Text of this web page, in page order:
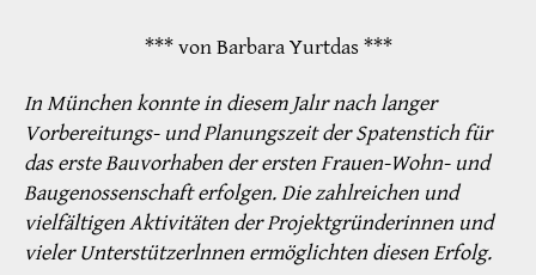
*** von Barbara Yurtdas ***
In München konnte in diesem Jalır nach langer
Vorbereitungs- und Planungszeit der Spatenstich für
das erste Bauvorhaben der ersten Frauen-Wohn- und
Baugenossenschaft erfolgen. Die zahlreichen und
vielfältigen Aktivitäten der Projektgründerinnen und
vieler Unterstützerlnnen ermöglichten diesen Erfolg.